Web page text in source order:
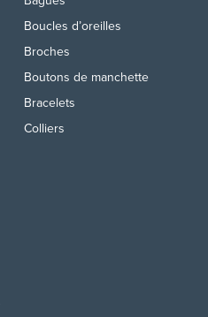
Boucles d’oreilles
Broches
Boutons de manchette
Bracelets
Colliers